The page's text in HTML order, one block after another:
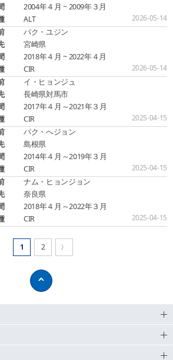
2004年４月 ~ 2009年３月
ALT 2026-05-14
パク・ユジン
宮崎県
2018年４月 ~ 2022年４月
CIR 2026-05-14
イ・ヒョンジュ
長崎県対馬市
2017年４月～2021年３月
CIR 2025-04-15
パク・へジョン
島根県
2014年４月～2019年３月
CIR 2025-04-15
ナム・ヒョンジョン
奈良県
2018年４月～2022年３月
CIR 2025-04-15
1 2 〉